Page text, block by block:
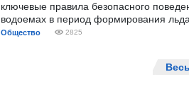
ключевые правила безопасного
водоемах в период формирования льда.
Общество 2825